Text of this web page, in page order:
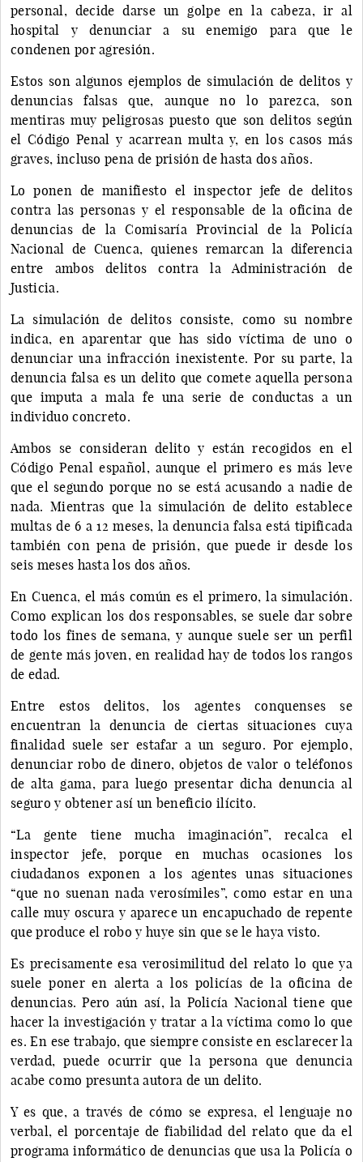
personal, decide darse un golpe en la cabeza, ir al
hospital y denunciar a su enemigo para que le
condenen por agresión.
Estos son algunos ejemplos de simulación de delitos y
denuncias falsas que, aunque no lo parezca, son
mentiras muy peligrosas puesto que son delitos según
el Código Penal y acarrean multa y, en los casos más
graves, incluso pena de prisión de hasta dos años.
Lo ponen de manifiesto el inspector jefe de delitos
contra las personas y el responsable de la oficina de
denuncias de la Comisaría Provincial de la Policía
Nacional de Cuenca, quienes remarcan la diferencia
entre ambos delitos contra la Administración de
Justicia.
La simulación de delitos consiste, como su nombre
indica, en aparentar que has sido víctima de uno o
denunciar una infracción inexistente. Por su parte, la
denuncia falsa es un delito que comete aquella persona
que imputa a mala fe una serie de conductas a un
individuo concreto.
Ambos se consideran delito y están recogidos en el
Código Penal español, aunque el primero es más leve
que el segundo porque no se está acusando a nadie de
nada. Mientras que la simulación de delito establece
multas de 6 a 12 meses, la denuncia falsa está tipificada
también con pena de prisión, que puede ir desde los
seis meses hasta los dos años.
En Cuenca, el más común es el primero, la simulación.
Como explican los dos responsables, se suele dar sobre
todo los fines de semana, y aunque suele ser un perfil
de gente más joven, en realidad hay de todos los rangos
de edad.
Entre estos delitos, los agentes conquenses se
encuentran la denuncia de ciertas situaciones cuya
finalidad suele ser estafar a un seguro. Por ejemplo,
denunciar robo de dinero, objetos de valor o teléfonos
de alta gama, para luego presentar dicha denuncia al
seguro y obtener así un beneficio ilícito.
“La gente tiene mucha imaginación”, recalca el
inspector jefe, porque en muchas ocasiones los
ciudadanos exponen a los agentes unas situaciones
“que no suenan nada verosímiles”, como estar en una
calle muy oscura y aparece un encapuchado de repente
que produce el robo y huye sin que se le haya visto.
Es precisamente esa verosimilitud del relato lo que ya
suele poner en alerta a los policías de la oficina de
denuncias. Pero aún así, la Policía Nacional tiene que
hacer la investigación y tratar a la víctima como lo que
es. En ese trabajo, que siempre consiste en esclarecer la
verdad, puede ocurrir que la persona que denuncia
acabe como presunta autora de un delito.
Y es que, a través de cómo se expresa, el lenguaje no
verbal, el porcentaje de fiabilidad del relato que da el
programa informático de denuncias que usa la Policía o